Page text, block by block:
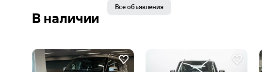
В наличии
Все объявления